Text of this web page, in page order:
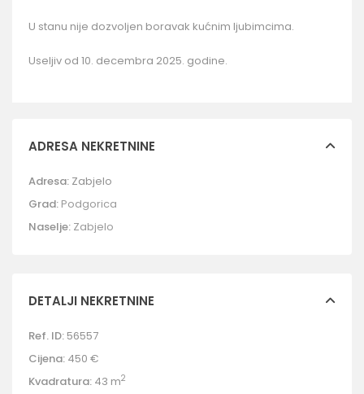
U stanu nije dozvoljen boravak kućnim ljubimcima.
Useljiv od 10. decembra 2025. godine.
ADRESA NEKRETNINE
Adresa: Zabjelo
Grad: Podgorica
Naselje: Zabjelo
DETALJI NEKRETNINE
Ref. ID: 56557
Cijena: 450 €
Kvadratura: 43 m2